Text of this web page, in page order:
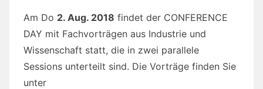
Am Do 2. Aug. 2018 findet der CONFERENCE
DAY mit Fachvorträgen aus Industrie und
Wissenschaft statt, die in zwei parallele
Sessions unterteilt sind. Die Vorträge finden Sie
unter